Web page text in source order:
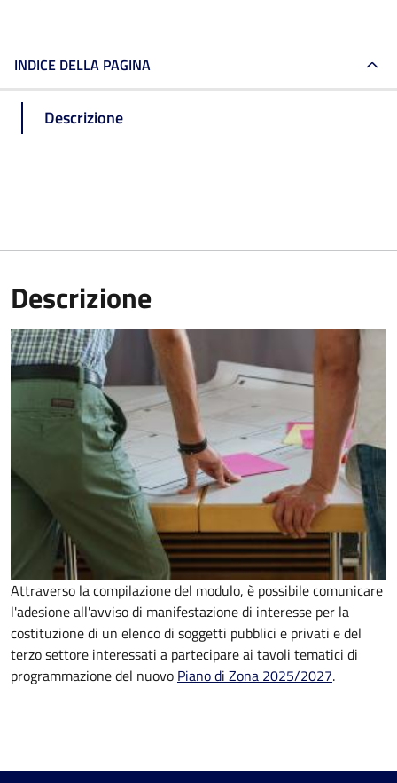
INDICE DELLA PAGINA
Descrizione
Descrizione
Attraverso la compilazione del modulo, è possibile comunicare
l'adesione all'avviso di manifestazione di interesse per la
costituzione di un elenco di soggetti pubblici e privati e del
terzo settore interessati a partecipare ai tavoli tematici di
programmazione del nuovo Piano di Zona 2025/2027.